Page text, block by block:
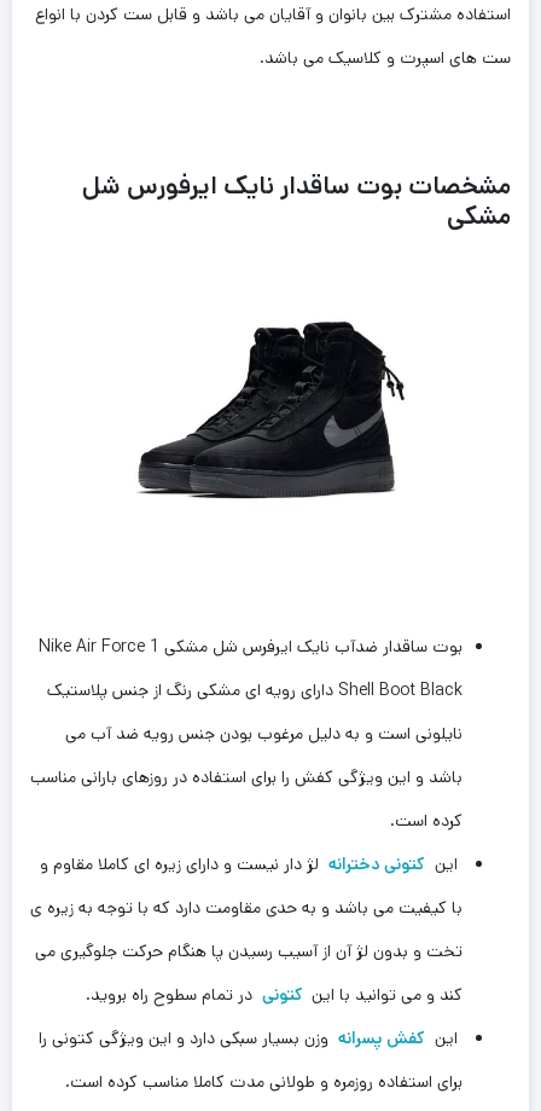
استفاده مشترک بین بانوان و آقایان می باشد و قابل ست کردن با انواع
ست های اسپرت و کلاسیک می باشد.
مشخصات بوت ساقدار نایک ایرفورس شل
مشکی
بوت ساقدار ضدآب نایک ایرفرس شل مشکی Nike Air Force 1
Shell Boot Black دارای رویه ای مشکی رنگ از جنس پلاستیک‌
نایلونی است و به دلیل مرغوب بودن جنس رویه ضد آب می
باشد و این ویژگی کفش را برای استفاده در روزهای بارانی مناسب
کرده است.
این کتونی دخترانه لژ دار نیست و دارای زیره ای کاملا مقاوم و
با کیفیت می باشد و به حدی مقاومت دارد که با توجه به زیره ی
تخت و بدون لژ آن از آسیب رسیدن پا هنگام حرکت جلوگیری می
کند و می توانید با این کتونی در تمام سطوح راه بروید.
این کفش پسرانه وزن بسیار سبکی دارد و این ویژگی کتونی را
برای استفاده روزمره و طولانی مدت کاملا مناسب کرده است.